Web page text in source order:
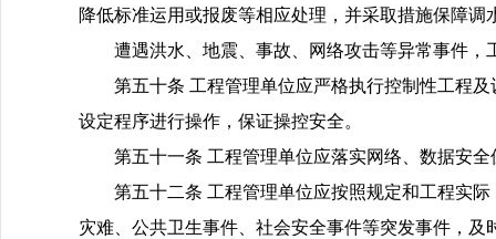
降低标准运用或报废等相应处理，并采取措施保障调
遭遇洪水、地震、事故、网络攻击等异常事件
第五十条 工程管理单位应严格执行控制性工程
设定程序进行操作，保证操控安全。
第五十一条 工程管理单位应落实网络、数据安
第五十二条 工程管理单位应按照规定和工程实
灾难、公共卫生事件、社会安全事件等突发事件，